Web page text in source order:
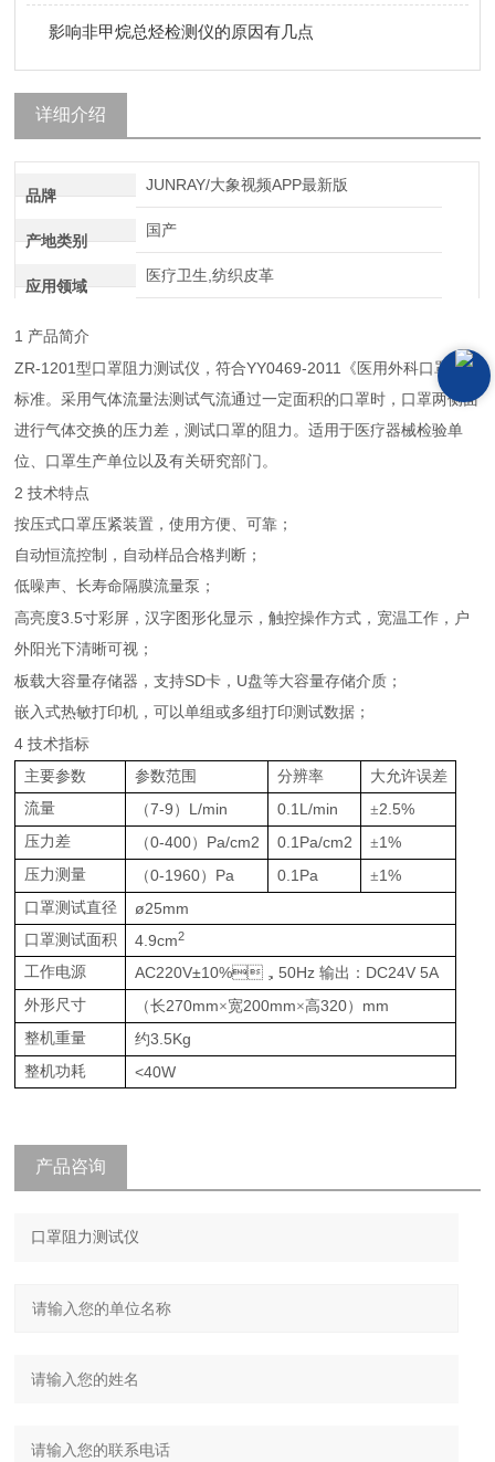
影响非甲烷总烃检测仪的原因有几点
详细介绍
品牌
JUNRAY/大象视频APP最新版
产地类别
国产
应用领域
医疗卫生,纺织皮革
1 产品简介
ZR-1201型口罩阻力测试仪，符合YY0469-2011
《医用外科口罩》
标准。采用气体流量法测试气流通过一定面积的口罩时，口罩两侧面
进行气体交换的压力差，测试口罩的阻力。适用于医疗器械检验单
位、口罩生产单位以及有关研究部门。
2技术特点
按压式口罩压紧装置，使用方便、可靠；
自动恒流控制，自动样品合格判断；
低噪声、长寿命隔膜流量泵；
高亮度3.5寸彩屏，汉字图形化显示，触控操作方式，宽温工作，户
外阳光下清晰可视；
板载大容量存储器，支持SD卡， U盘等大容量存储介质；
嵌入式热敏打印机，可以单组或多组打印测试数据；
4技术指标
主要参数
参数范围 分辨率
大允许误差
流量
（7-9 ） L/min 0.1L/min ±2.5%
压力差 （0-400） Pa/cm2 0.1Pa/cm2 ±1%
压力测量 （0-1960） Pa 0.1Pa ±1%
口罩测试直径 ø25mm
口罩测试面积 4.9cm2
工作电源 AC220V±10%， 50Hz 输出： DC24V 5A
外形尺寸 （长270mm×宽200mm×高320） mm
整机重量 约3.5Kg
整机功耗 <40W
产品咨询